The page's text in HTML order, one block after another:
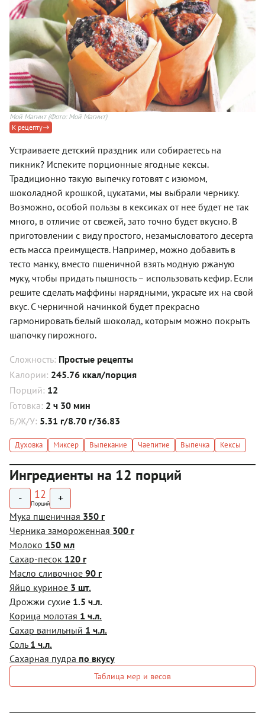
Мой Магнит(Фото: Мой Магнит)
К рецепту
Устраиваете детский праздник или собираетесь на
пикник? Испеките порционные ягодные кексы.
Традиционно такую выпечку готовят с изюмом,
шоколадной крошкой, цукатами, мы выбрали чернику.
Возможно, особой пользы в кексиках от нее будет не так
много, в отличие от свежей, зато точно будет вкусно. В
приготовлении с виду простого, незамысловатого десерта
есть масса преимуществ. Например, можно добавить в
тесто манку, вместо пшеничной взять модную ржаную
муку, чтобы придать пышность – использовать кефир. Если
решите сделать маффины нарядными, украсьте их на свой
вкус. С черничной начинкой будет прекрасно
гармонировать белый шоколад, которым можно покрыть
шапочку пирожного.
Сложность: Простые рецепты
Калории: 245.76 ккал/порция
Порций: 12
Готовка: 2 ч 30 мин
Б/Ж/У: 5.31 г/8.70 г/36.83
Духовка Миксер Выпекание Чаепитие Выпечка Кексы
Ингредиенты на 12 порций
- 12
Порций +
Мука пшеничная 350 г
Черника замороженная 300 г
Молоко 150 мл
Сахар-песок 120 г
Масло сливочное 90 г
Яйцо куриное 3 шт.
Дрожжи сухие 1.5 ч.л.
Корица молотая 1 ч.л.
Сахар ванильный 1 ч.л.
Соль 1 ч.л.
Сахарная пудра по вкусу
Таблица мер и весов